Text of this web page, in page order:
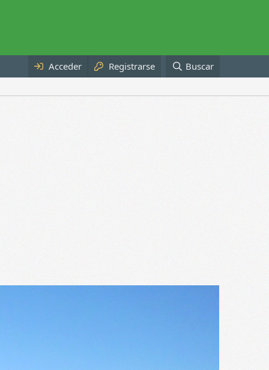
Acceder Registrarse Buscar